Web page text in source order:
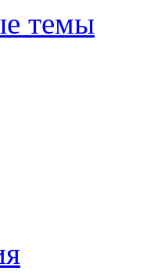
темы